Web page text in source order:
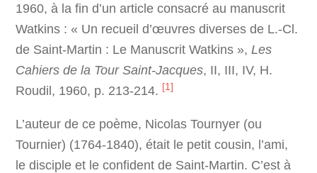
1960, à la fin d’un article consacré au manuscrit
Watkins : « Un recueil d’œuvres diverses de L.-Cl.
de Saint-Martin : Le Manuscrit Watkins », Les
Cahiers de la Tour Saint-Jacques, II, III, IV, H.
Roudil, 1960, p. 213-214. [1]
L’auteur de ce poème, Nicolas Tournyer (ou
Tournier) (1764-1840), était le petit cousin, l’ami,
le disciple et le confident de Saint-Martin. C’est à